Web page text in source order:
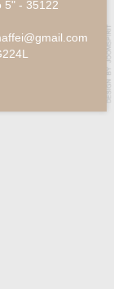
5" - 35122